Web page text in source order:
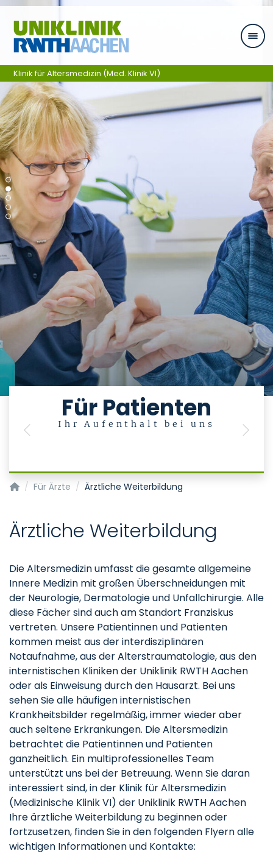
Skip navigation
Für Patienten
Ihr Aufenthalt bei uns
Previous Next
Klinik für Altersmedizin (Med. Klinik VI)
Klinik für Altersmedizin (Med. Klinik VI)
Für Ärzte Ärztliche Weiterbildung
Ärztliche Weiterbildung
Die Altersmedizin umfasst die gesamte allgemeine
Innere Medizin mit großen Überschneidungen mit
der Neurologie, Dermatologie und Unfallchirurgie. Alle
diese Fächer sind auch am Standort Franziskus
vertreten. Unsere Patientinnen und Patienten
kommen meist aus der interdisziplinären
Notaufnahme, aus der Alterstraumatologie, aus den
internistischen Kliniken der Uniklinik RWTH Aachen
oder als Einweisung durch den Hausarzt. Bei uns
sehen Sie alle häufigen internistischen
Krankheitsbilder regelmäßig, immer wieder aber
auch seltene Erkrankungen. Die Altersmedizin
betrachtet die Patientinnen und Patienten
ganzheitlich. Ein multiprofessionelles Team
unterstützt uns bei der Betreuung. Wenn Sie daran
interessiert sind, in der Klinik für Altersmedizin
(Medizinische Klinik VI) der Uniklinik RWTH Aachen
Ihre ärztliche Weiterbildung zu beginnen oder
fortzusetzen, finden Sie in den folgenden Flyern alle
wichtigen Informationen und Kontakte: